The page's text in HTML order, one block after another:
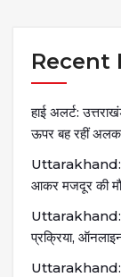
Recent
हाई अलर्ट:
ऊपर बह रहीं
Uttarakhand:
आकर मजदूर की
Uttarakhand:
प्रक्रिया,
Uttarakhand: